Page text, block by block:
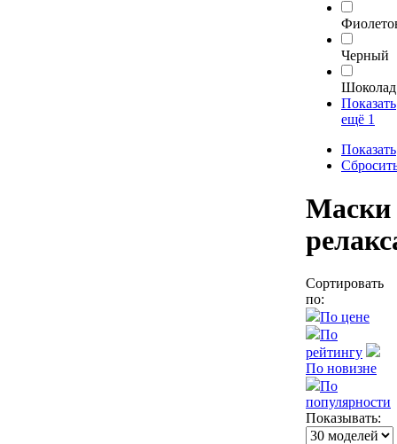
Черный
Шоколад
Показать
ещё 1
Показать
Маски
Сортировать
по:
По цене
По
рейтингу
По новизне
По
популярности
Показывать: